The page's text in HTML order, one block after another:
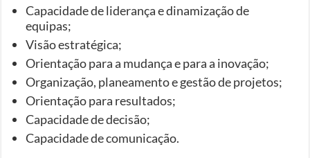
Capacidade de liderança e dinamização de
equipas;
Visão estratégica;
Orientação para a mudança e para a inovação;
Organização, planeamento e gestão de projetos;
Orientação para resultados;
Capacidade de decisão;
Capacidade de comunicação.